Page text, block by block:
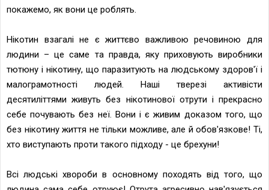
покажемо, як вони це роблять.
Нікотин взагалі не є життєво важливою речовиною для
людини – це саме та правда, яку приховують виробники
тютюну і нікотину, що паразитують на людському здоров'ї і
малограмотності людей. Наші тверезі активісти
десятиліттями живуть без нікотинової отрути і прекрасно
себе почувають без неї. Вони і є живим доказом того, що
без нікотину життя не тільки можливе, але й обов'язкове! Ті,
хто виступають проти такого підходу - це брехуни!
Всі людські хвороби в основному походять від того, що